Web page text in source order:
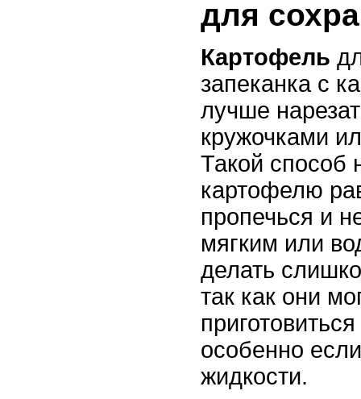
для
Картофель
запеканка с
лучше
кружочками
Такой способ
картофелю
пропечься и
мягким или
делать
так как они
особенно
жидкости.